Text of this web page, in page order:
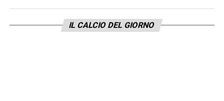
IL CALCIO DEL GIORNO